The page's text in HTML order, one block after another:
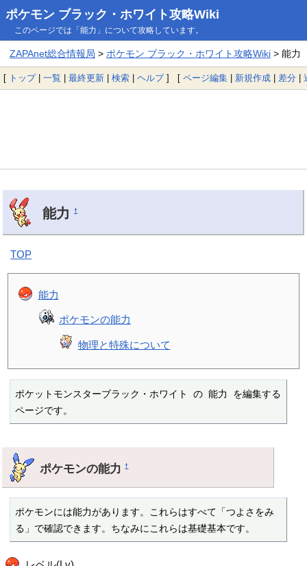
ポケモン ブラック・ホワイト攻略Wiki
このページでは「能力」について攻略しています。
ZAPAnet総合情報局 > ポケモン ブラック・ホワイト攻略Wiki> 能力
[ トップ| 一覧 | 最終更新 | 検索 | ヘルプ] [ ページ編集 | 新規作成 | 差分 |
能力†
TOP
能力
ポケモンの能力
物理と特殊について
ポケットモンスターブラック・ホワイト の 能力 を編集する
ページです。
ポケモンの能力†
ポケモンには能力があります。これらはすべて「つよさをみ
る」で確認できます。ちなみにこれらは基礎基本です。